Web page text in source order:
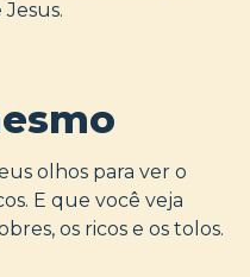
olhos para ver o
E que você veja
os ricos e os tolos.